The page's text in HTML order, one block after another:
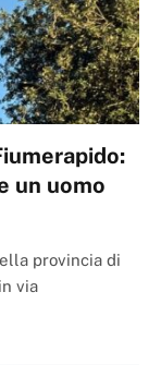
un uomo
provincia di
via